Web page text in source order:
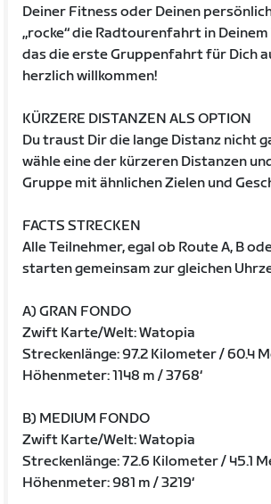
Deiner Fitness oder Deinen
„rocke“ die Radtourenfahrt in Deinem
das die erste Gruppenfahrt für Dich
herzlich willkommen!
KÜRZERE DISTANZEN ALS OPTION
Du traust Dir die lange Distanz nicht
wähle eine der kürzeren Distanzen
Gruppe mit ähnlichen Zielen und
FACTS STRECKEN
Alle Teilnehmer, egal ob Route A, B
starten gemeinsam zur gleichen
A) GRAN FONDO
Zwift Karte/Welt: Watopia
Streckenlänge: 97.2 Kilometer / 60.4
Höhenmeter: 1148 m / 3768‘
B) MEDIUM FONDO
Zwift Karte/Welt: Watopia
Streckenlänge: 72.6 Kilometer / 45.1
Höhenmeter: 981 m / 3219‘